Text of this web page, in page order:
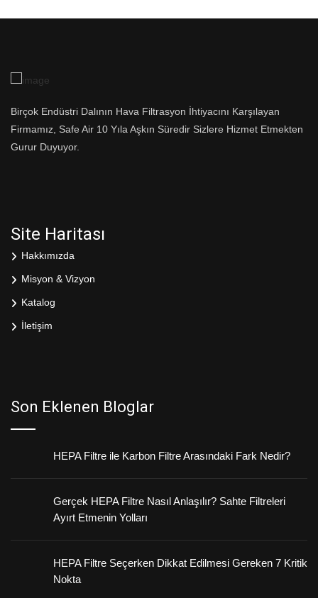
Birçok Endüstri Dalının Hava Filtrasyon İhtiyacını Karşılayan
Firmamız, Safe Air 10 Yıla Aşkın Süredir Sizlere Hizmet Etmekten
Gurur Duyuyor.
Site Haritası
Hakkımızda
Misyon & Vizyon
Katalog
İletişim
Son Eklenen Bloglar
HEPA Filtre ile Karbon Filtre Arasındaki Fark Nedir?
Gerçek HEPA Filtre Nasıl Anlaşılır? Sahte Filtreleri
Ayırt Etmenin Yolları
HEPA Filtre Seçerken Dikkat Edilmesi Gereken 7 Kritik
Nokta